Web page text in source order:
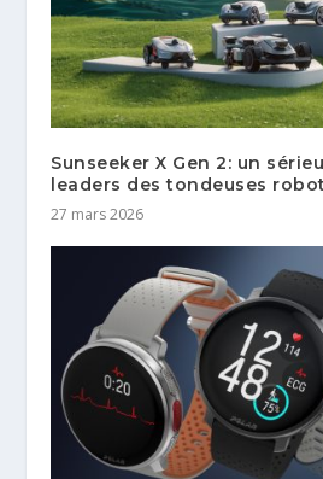
Sunseeker X Gen 2: un
leaders des tondeuses
27 mars 2026